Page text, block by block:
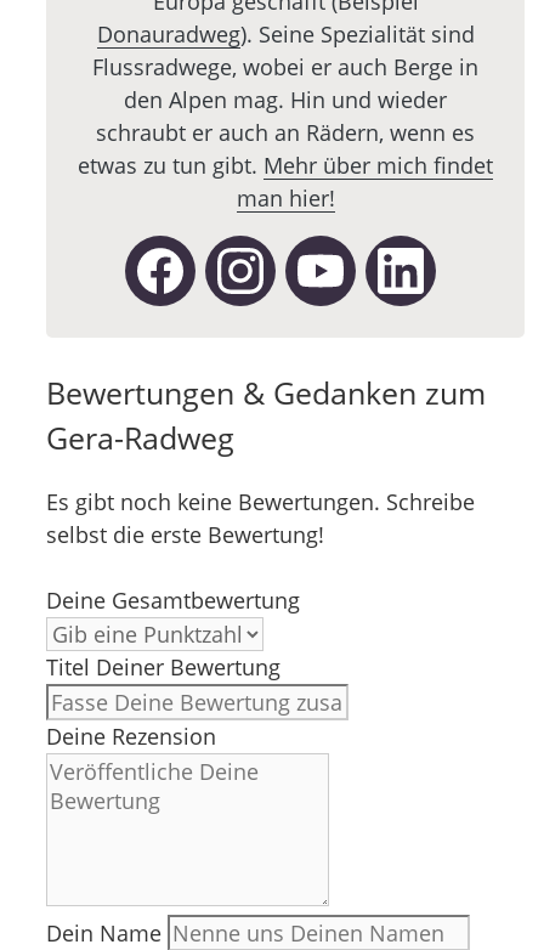
Donauradweg). Seine Spezialität sind
Flussradwege, wobei er auch Berge in
den Alpen mag. Hin und wieder
schraubt er auch an Rädern, wenn es
etwas zu tun gibt. Mehr über mich findet
man hier!
Bewertungen & Gedanken zum
Gera-Radweg
Es gibt noch keine Bewertungen. Schreibe
selbst die erste Bewertung!
Deine Gesamtbewertung
Titel Deiner Bewertung
Deine Rezension
Dein Name